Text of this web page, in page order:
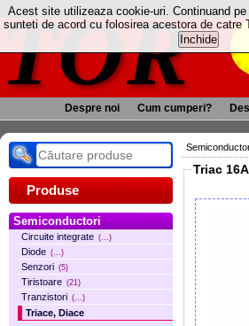
TOR
Despre noi Cum cumperi?
Produse
Semiconductori
Circuite integrate (...)
Diode (...)
Senzori (5)
Tiristoare (21)
Tranzistori (...)
Triace, Diace
Acest site utilizeaza cookie-uri. Continuand
sunteti de acord cu folosirea acestora de catre